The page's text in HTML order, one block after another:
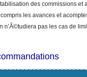
des commissions et
les avances et
n’Ã©tudiera pas les cas de